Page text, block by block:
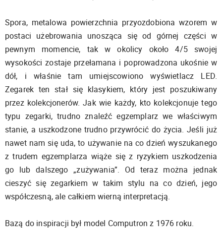
Spora, metalowa powierzchnia przyozdobiona wzorem w
postaci użebrowania unosząca się od górnej części w
pewnym momencie, tak w okolicy około 4/5 swojej
wysokości zostaje przełamana i poprowadzona ukośnie w
dół, i właśnie tam umiejscowiono wyświetlacz LED.
Zegarek ten stał się klasykiem, który jest poszukiwany
przez kolekcjonerów. Jak wie każdy, kto kolekcjonuje tego
typu zegarki, trudno znaleźć egzemplarz we właściwym
stanie, a uszkodzone trudno przywrócić do życia. Jeśli już
nawet nam się uda, to używanie na co dzień wyszukanego
z trudem egzemplarza wiąże się z ryzykiem uszkodzenia
go lub dalszego „zużywania”. Od teraz można jednak
cieszyć się zegarkiem w takim stylu na co dzień, jego
współczesną, ale całkiem wierną interpretacją.
Bazą do inspiracji był model Computron z 1976 roku.